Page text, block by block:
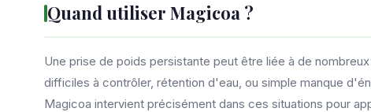
Quand utiliser Magicoa ?
Une prise de poids persistante peut être liée à de
difficiles à contrôler, rétention d'eau, ou simple manque
Magicoa intervient précisément dans ces situations pour